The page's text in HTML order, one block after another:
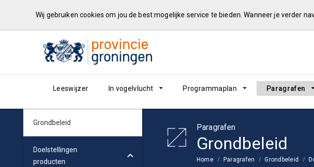
Wij gebruiken cookies om jou de best mogelijke service te bieden. Wanneer je verder
Leeswijzer In vogelvlucht Programmaplan Paragrafen
Paragrafen
Grondbeleid
Home Paragrafen Grondbeleid
Grondbeleid
Doelstellingen
producten